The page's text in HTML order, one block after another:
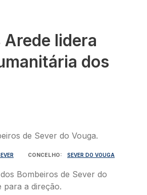
lidera
dos
CONCELHO SEVER DO VOUGA
Bombeiros de Sever do
para a direção.